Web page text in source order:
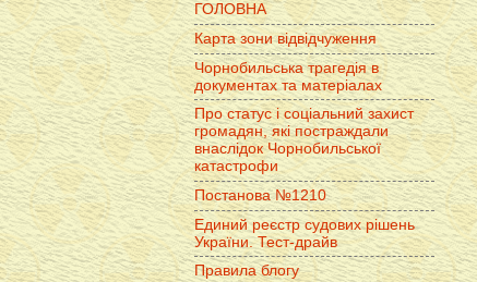
ГОЛОВНА
Карта зони відвідчуження
Чорнобильська трагедія в
документах та матеріалах
Про статус і соціальний захист
громадян, які постраждали
внаслідок Чорнобильської
катастрофи
Постанова №1210
Единий реєстр судових рішень
України. Тест-драйв
Правила блогу